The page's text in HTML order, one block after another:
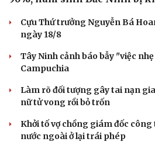
Cựu Thứ trưởng Nguyễn Bá
ngày 18/8
Tây Ninh cảnh báo bẫy "việc
Campuchia
Làm rõ đối tượng gây tai nạn
nữ tử vong rồi bỏ trốn
Khởi tố vợ chồng giám đốc
nước ngoài ở lại trái phép